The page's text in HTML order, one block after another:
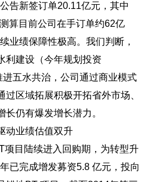
新签订单20.11亿元，其中
算目前公司在手订单约62亿
业绩保障性极高。我们判断，
利建设（今年规划投资
五水共治，公司通过商业模式
区域拓展积极开拓省外市场、
仍有爆发增长潜力。
业绩估值双升
目陆续进入回购期，为转型升
已完成增发募资5.8 亿元，投向